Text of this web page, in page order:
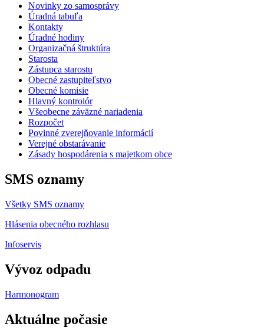
Novinky zo samosprávy
Úradná tabuľa
Kontakty
Úradné hodiny
Organizačná štruktúra
Starosta
Zástupca starostu
Obecné zastupiteľstvo
Obecné komisie
Hlavný kontrolór
Všeobecne záväzné nariadenia
Rozpočet
Povinné zverejňovanie informácií
Verejné obstarávanie
Zásady hospodárenia s majetkom obce
SMS oznamy
Všetky SMS oznamy
Hlásenia obecného rozhlasu
Infoservis
Vývoz odpadu
Harmonogram
Aktuálne počasie